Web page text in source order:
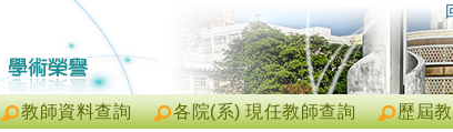
歷屆
各院(系) 現任教師查詢
教師資料查詢